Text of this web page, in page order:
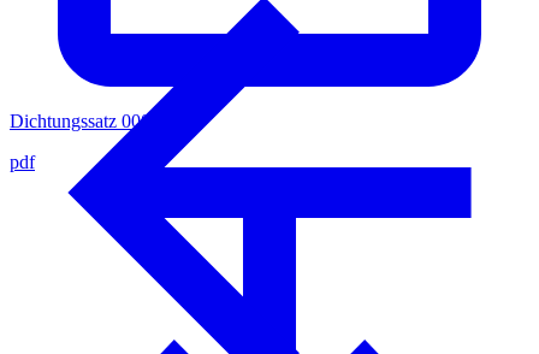
Dichtungssatz 0003353
pdf